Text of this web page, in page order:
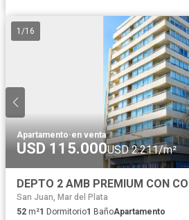
1 /16
Apartamento·en venta
USD 115.000USD 2.211/m²
DEPTO 2 AMB PREMIUM CON
San Juan, Mar del Plata
52 m²1 Dormitorio1 BañoApartamento